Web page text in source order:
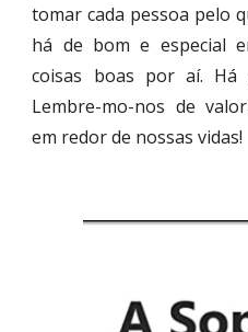
tomar cada pessoa pelo
há de bom e especial
coisas boas por aí.
Lembre-mo-nos de
em redor de nossas vidas!